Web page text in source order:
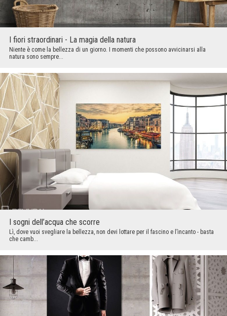
I fiori straordinari - La magia della natura
Niente è come la bellezza di un giorno. I momenti che possono avvicinarsi alla
natura sono sempre...
I sogni dell’acqua che scorre
Lì, dove vuoi svegliare la bellezza, non devi lottare per il fascino e l’incanto - basta
che camb...